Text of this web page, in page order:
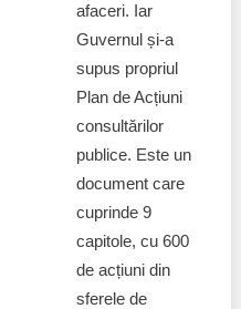
afaceri. Iar
Guvernul și-a
supus propriul
Plan de Acțiuni
consultărilor
publice. Este un
document care
cuprinde 9
capitole, cu 600
de acțiuni din
sferele de